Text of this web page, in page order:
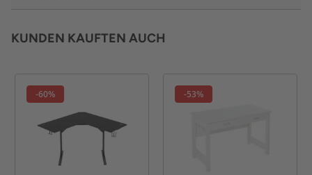
KUNDEN KAUFTEN AUCH
-60% -53%